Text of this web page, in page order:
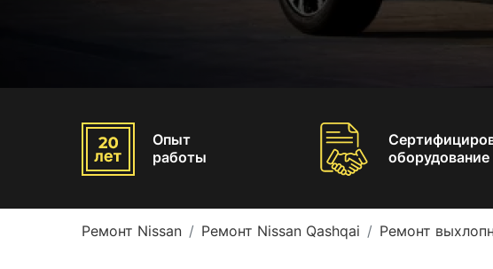
Опыт
работы
оборудование
Ремонт Nissan Ремонт Nissan Qashqai Ремонт